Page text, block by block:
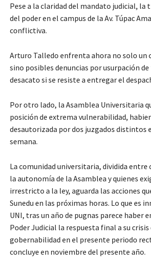
Pese a la claridad del mandato judicial, la
del poder en el campus de la Av. Túpac
conflictiva.
Arturo Talledo enfrenta ahora no solo un
sino posibles denuncias por usurpación
desacato si se resiste a entregar el
Por otro lado, la Asamblea Universitaria
posición de extrema vulnerabilidad,
desautorizada por dos juzgados distintos
semana.
La comunidad universitaria, dividida entre
la autonomía de la Asamblea y quienes
irrestricto a la ley, aguarda las acciones
Sunedu en las próximas horas. Lo que es
UNI, tras un año de pugnas parece haber
Poder Judicial la respuesta final a su crisis
gobernabilidad en el presente periodo
concluye en noviembre del presente año.